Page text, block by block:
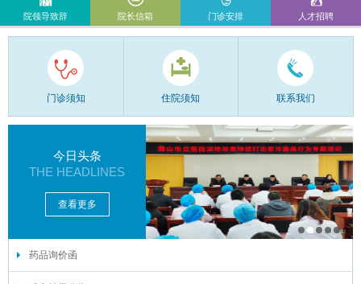
院领导致辞 院长信箱 门诊安排 人才招聘
门诊须知 住院须知 联系我们
今日头条
THE HEADLINES
查看更多
药品询价函